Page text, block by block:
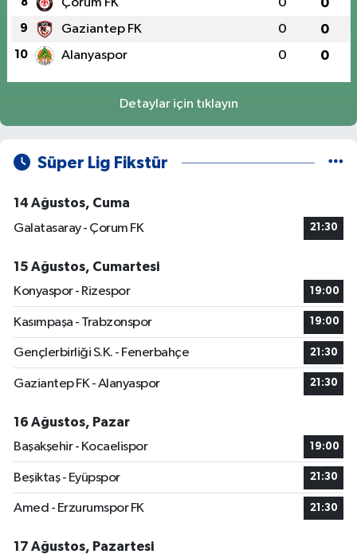
Çorum FK 0 0
9 Gaziantep FK 0 0
10 Alanyaspor 0 0
Detaylar için tıklayın
Süper Lig Fikstür
14 Ağustos, Cuma
Galatasaray - Çorum FK
21:30
15 Ağustos, Cumartesi
Konyaspor - Rizespor
19:00
Kasımpaşa - Trabzonspor 19:00
Gençlerbirliği S.K. - Fenerbahçe 21:30
Gaziantep FK - Alanyaspor 21:30
16 Ağustos, Pazar
Başakşehir - Kocaelispor
19:00
Beşiktaş - Eyüpspor 21:30
Amed - Erzurumspor FK 21:30
17 Ağustos, Pazartesi